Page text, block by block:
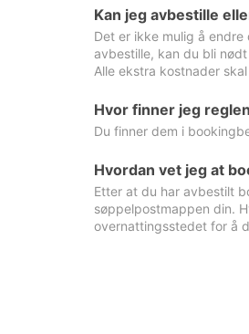
Kan jeg avbestille
Det er ikke mulig å
avbestille, kan du bli
Alle ekstra kostnader
Hvor finner jeg
Du finner dem i
Hvordan vet jeg at
Etter at du har avbestilt
søppelpostmappen din.
overnattingsstedet for å